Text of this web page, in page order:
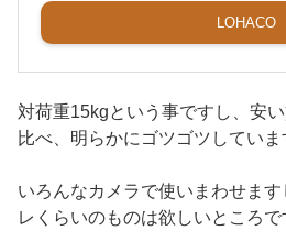
LOHACO
対荷重15kgという事ですし、安
比べ、明らかにゴツゴツしていま
いろんなカメラで使いまわせま
レくらいのものは欲しいところで